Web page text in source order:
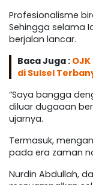
Profesionalisme
Sehingga selama
berjalan lancar.
Baca Juga :
di Sulsel
“Saya bangga
diluar dugaaan
ujarnya.
Termasuk,
pada era zaman
Nurdin Abdullah,